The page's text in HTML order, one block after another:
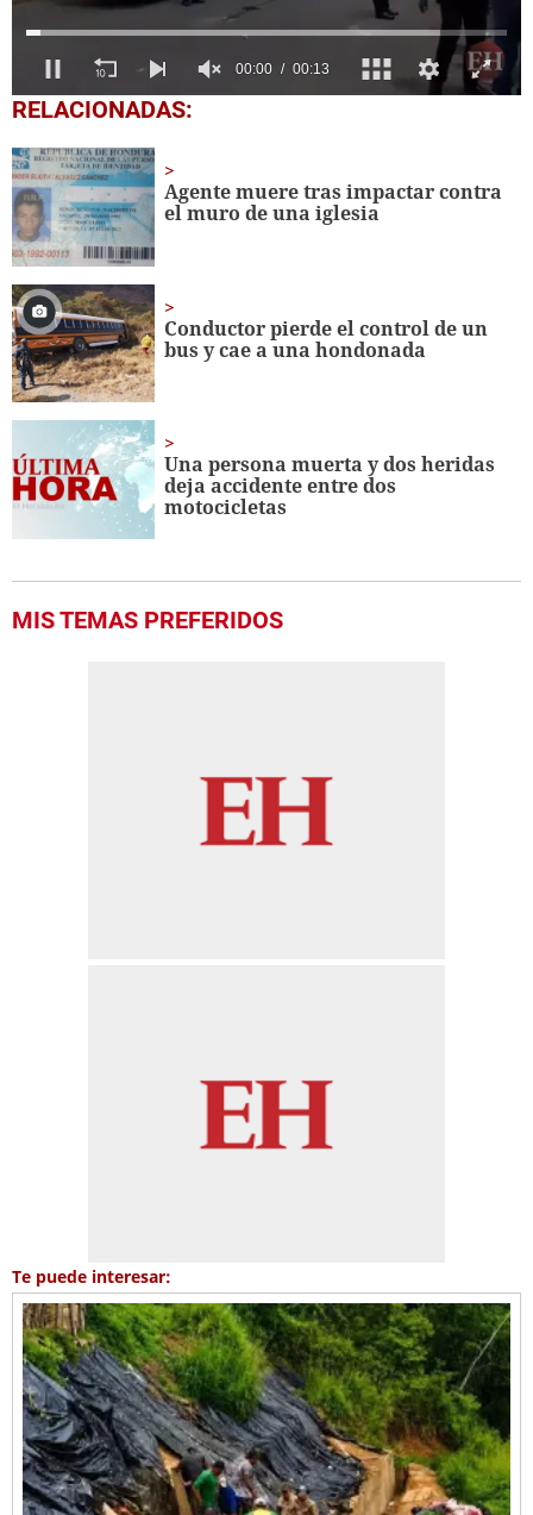
0
seconds
14
seconds
RELACIONADAS:
Agente muere tras impactar contra
el muro de una iglesia
Conductor pierde el control de un
bus y cae a una hondonada
Una persona muerta y dos heridas
deja accidente entre dos
motocicletas
MIS TEMAS PREFERIDOS
Te puede interesar: